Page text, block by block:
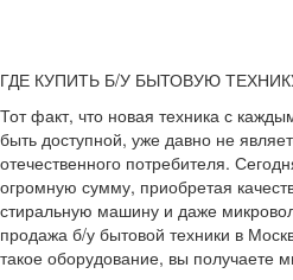
ГДЕ КУПИТЬ Б/У БЫТОВУЮ
Тот факт, что новая техника с
быть доступной, уже давно не
отечественного потребителя.
огромную сумму, приобретая
стиральную машину и даже
продажа б/у бытовой техники в
такое оборудование, вы получаете